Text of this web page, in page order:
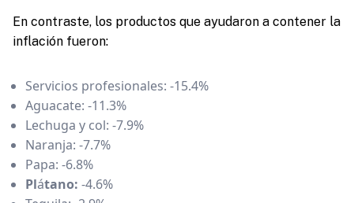
En contraste, los productos que ayudaron a contener la
inflación fueron:
Servicios profesionales: -15.4%
Aguacate: -11.3%
Lechuga y col: -7.9%
Naranja: -7.7%
Papa: -6.8%
Plátano: -4.6%